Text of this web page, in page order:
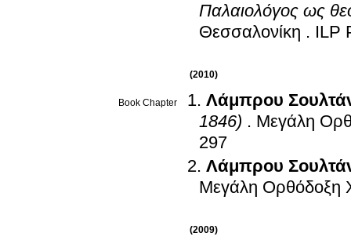
Παλαιολόγος ως
Θεσσαλονίκη . ILP
(2010)
Book Chapter
Λάμπρου
1846) . Μεγάλη
297
Λάμπρου
Μεγάλη Ορθόδοξη
(2009)